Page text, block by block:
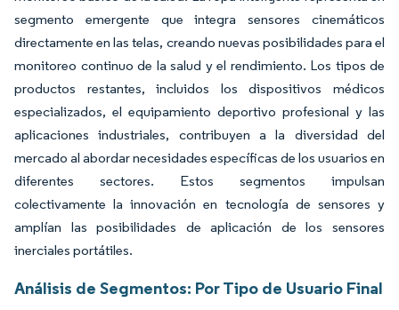
segmento emergente que integra sensores cinemáticos
directamente en las telas, creando nuevas posibilidades para el
monitoreo continuo de la salud y el rendimiento. Los tipos de
productos restantes, incluidos los dispositivos médicos
especializados, el equipamiento deportivo profesional y las
aplicaciones industriales, contribuyen a la diversidad del
mercado al abordar necesidades específicas de los usuarios en
diferentes sectores. Estos segmentos impulsan
colectivamente la innovación en tecnología de sensores y
amplían las posibilidades de aplicación de los sensores
inerciales portátiles.
Análisis de Segmentos: Por Tipo de Usuario Final